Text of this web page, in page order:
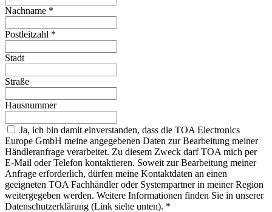
Nachname *
Postleitzahl *
Stadt
Straße
Hausnummer
Ja, ich bin damit einverstanden, dass die TOA Electronics
Europe GmbH meine angegebenen Daten zur Bearbeitung meiner
Händleranfrage verarbeitet. Zu diesem Zweck darf TOA mich per
E-Mail oder Telefon kontaktieren. Soweit zur Bearbeitung meiner
Anfrage erforderlich, dürfen meine Kontaktdaten an einen
geeigneten TOA Fachhändler oder Systempartner in meiner Region
weitergegeben werden. Weitere Informationen finden Sie in unserer
Datenschutzerklärung (Link siehe unten). *